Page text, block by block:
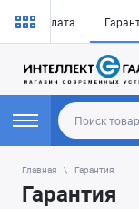
и оплата
Главная Гарантия
Гарантия